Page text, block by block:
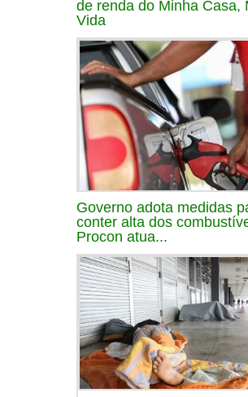
de renda do Minha Casa,
Vida
Governo adota medidas
conter alta dos
Procon atua...